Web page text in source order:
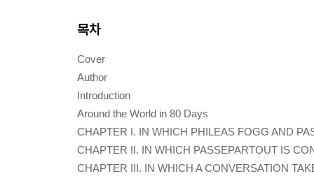
목차
Cover
Author
Introduction
Around the World in 80 Days
CHAPTER I. IN WHICH PHILEAS FOGG AND
CHAPTER II. IN WHICH PASSEPARTOUT IS
CHAPTER III. IN WHICH A CONVERSATION